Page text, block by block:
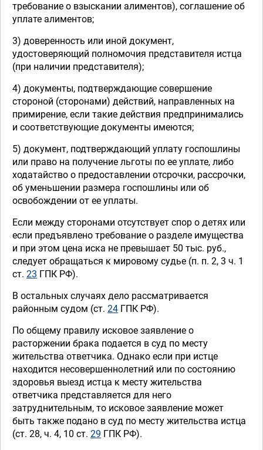
требование о взыскании алиментов), соглашение об
уплате алиментов;
3) доверенность или иной документ,
удостоверяющий полномочия представителя истца
(при наличии представителя);
4) документы, подтверждающие совершение
стороной (сторонами) действий, направленных на
примирение, если такие действия предпринимались
и соответствующие документы имеются;
5) документ, подтверждающий уплату госпошлины
или право на получение льготы по ее уплате, либо
ходатайство о предоставлении отсрочки, рассрочки,
об уменьшении размера госпошлины или об
освобождении от ее уплаты.
Если между сторонами отсутствует спор о детях или
если предъявлено требование о разделе имущества
и при этом цена иска не превышает 50 тыс. руб.,
следует обращаться к мировому судье (п. п. 2, 3 ч. 1
ст. 23 ГПК РФ).
В остальных случаях дело рассматривается
районным судом (ст. 24 ГПК РФ).
По общему правилу исковое заявление о
расторжении брака подается в суд по месту
жительства ответчика. Однако если при истце
находится несовершеннолетний или по состоянию
здоровья выезд истца к месту жительства
ответчика представляется для него
затруднительным, то исковое заявление может
быть также подано в суд по месту жительства истца
(ст. 28, ч. 4, 10 ст. 29 ГПК РФ).